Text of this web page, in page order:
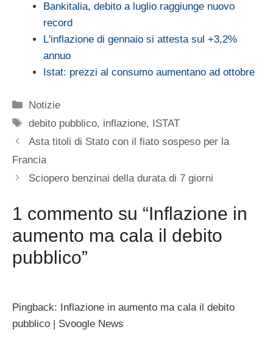
Bankitalia, debito a luglio raggiunge nuovo
record
L'inflazione di gennaio si attesta sul +3,2%
annuo
Istat: prezzi al consumo aumentano ad ottobre
Categorie
Notizie
Tag
debito pubblico, inflazione, ISTAT
Asta titoli di Stato con il fiato sospeso per la
Francia
Sciopero benzinai della durata di 7 giorni
1 commento su “Inflazione in
aumento ma cala il debito
pubblico”
Pingback: Inflazione in aumento ma cala il debito
pubblico | Svoogle News